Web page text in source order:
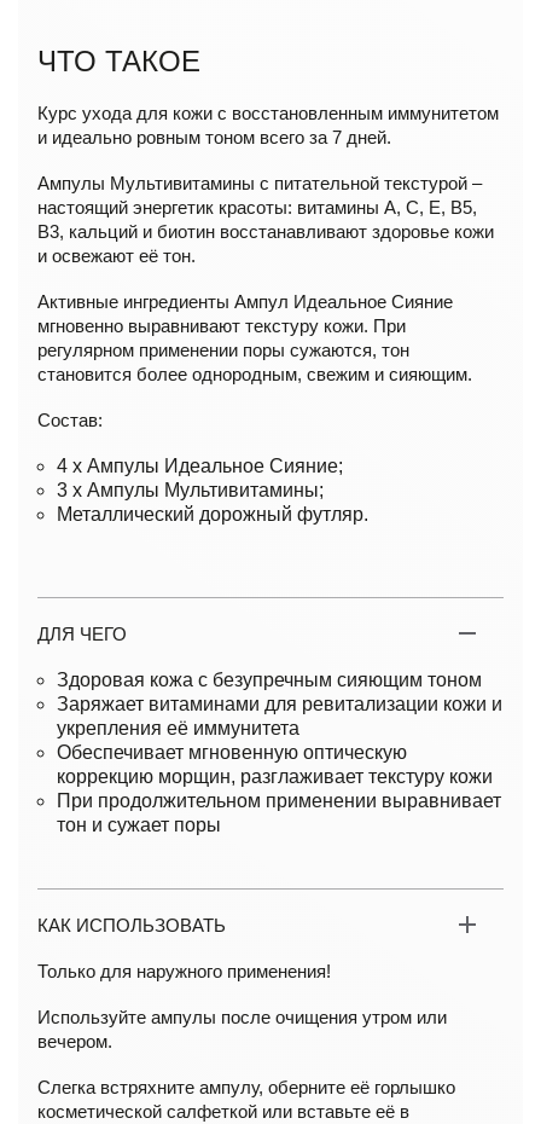
ЧТО ТАКОЕ
Курс ухода для кожи с восстановленным иммунитетом
и идеально ровным тоном всего за 7 дней.
Ампулы Мультивитамины с питательной текстурой –
настоящий энергетик красоты: витамины A, C, E, B5,
B3, кальций и биотин восстанавливают здоровье кожи
и освежают её тон.
Активные ингредиенты Ампул Идеальное Сияние
мгновенно выравнивают текстуру кожи. При
регулярном применении поры сужаются, тон
становится более однородным, свежим и сияющим.
Состав:
4 x Ампулы Идеальное Сияние;
3 x Ампулы Мультивитамины;
Металлический дорожный футляр.
ДЛЯ ЧЕГО
Здоровая кожа с безупречным сияющим тоном
Заряжает витаминами для ревитализации кожи и
укрепления её иммунитета
Обеспечивает мгновенную оптическую
коррекцию морщин, разглаживает текстуру кожи
При продолжительном применении выравнивает
тон и сужает поры
КАК ИСПОЛЬЗОВАТЬ
Только для наружного применения!
Используйте ампулы после очищения утром или
вечером.
Слегка встряхните ампулу, оберните её горлышко
косметической салфеткой или вставьте её в